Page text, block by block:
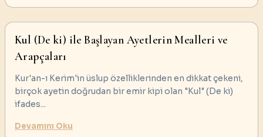
Kul (De ki) ile Başlayan Ayetlerin Mealleri ve
Arapçaları
Kur'an-ı Kerim'in üslup özelliklerinden en dikkat çekeni,
birçok ayetin doğrudan bir emir kipi olan "Kul" (De ki)
ifades...
Devamını Oku